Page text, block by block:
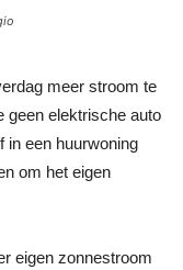
meer stroom te
geen elektrische auto
in een huurwoning
om het eigen
eigen zonnestroom